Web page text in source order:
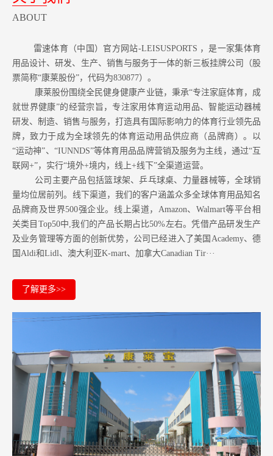
ABOUT
雷速体育（中国）官方网站-LEISUSPORTS ，是一家集体育
用品设计、研发、生产、销售与服务于一体的新三板挂牌公司（股
票简称“康莱股份”，代码为830877）。
康莱股份围绕全民健身健康产业链，秉承“专注家庭体育，成
就世界健康”的经营宗旨，专注家用体育运动用品、智能运动器械
研发、制造、销售与服务，打造具有国际影响力的体育行业领先品
牌，致力于成为全球领先的体育运动用品供应商（品牌商）。以
“运动神”、“IUNNDS”等体育用品品牌营销及服务为主线，通过“互
联网+”，实行“境外+境内，线上+线下”全渠道运营。
公司主要产品包括篮球架、乒乓球桌、力量器械等，全球销
量均位居前列。 线下渠道，我们的客户涵盖众多全球体育用品知名
品牌商及世界500强企业。 线上渠道，Amazon、Walmart等平台相
关类目Top50中,我们的产品长期占比50%左右。凭借产品研发生产
及业务管理等方面的创新优势，公司已经进入了美国Academy、德
国Aldi和Lidl、澳大利亚K-mart、加拿大Canadian Tir···
了解更多>>